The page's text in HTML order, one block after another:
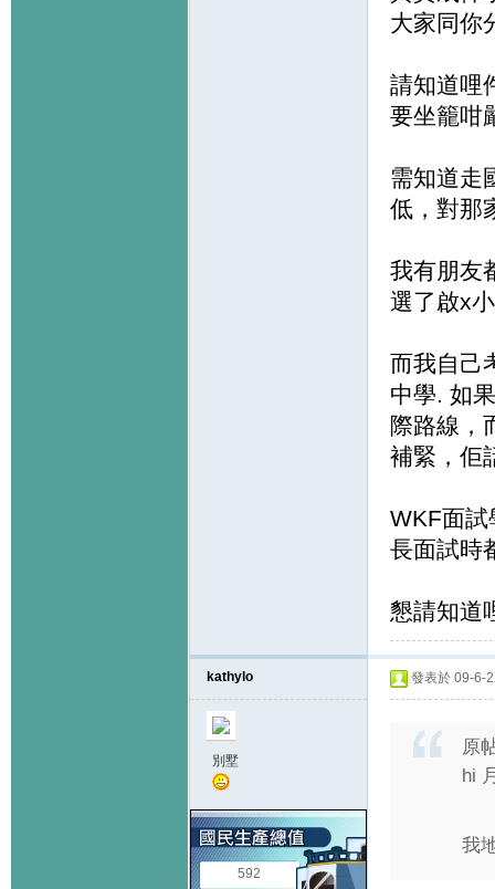
大家同你
請知道哩
要坐籠咁
需知道走
低，對那
我有朋友
選了啟x
而我自己
中學. 如
際路線，
補緊，佢
WKF面
長面試時
懇請知道
kathylo
別墅
592
發表於 09-6-
原
hi
我